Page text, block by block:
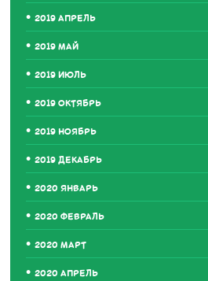
2019 АПРЕЛЬ
2019 МАЙ
2019 ИЮЛЬ
2019 ОКТЯБРЬ
2019 НОЯБРЬ
2019 ДЕКАБРЬ
2020 ЯНВАРЬ
2020 ФЕВРАЛЬ
2020 МАРТ
2020 АПРЕЛЬ